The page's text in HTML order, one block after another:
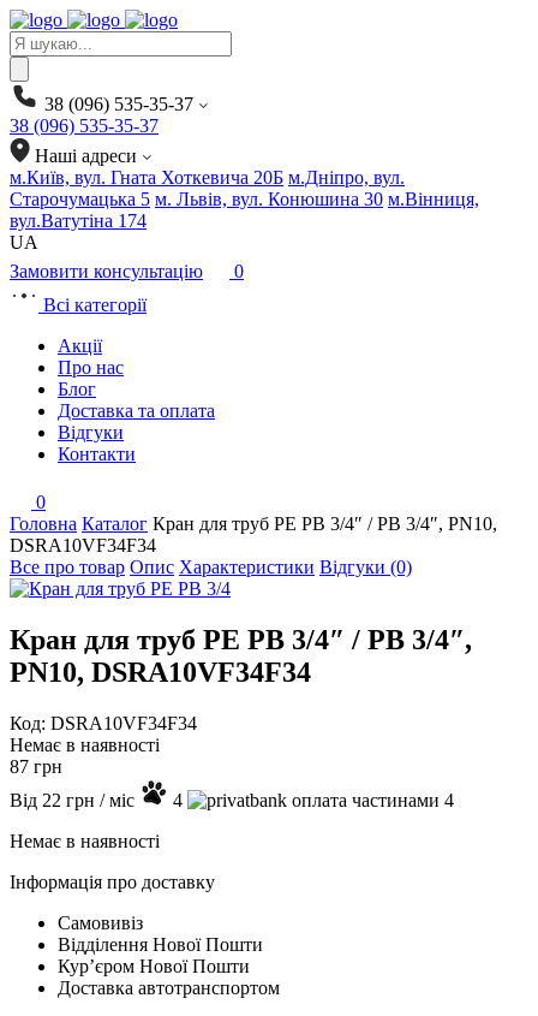
Products
search
38 (096) 535-35-37
38 (096) 535-35-37
Наші адреси
м.Київ, вул. Гната Хоткевича 20Б м.Дніпро, вул.
Старочумацька 5 м. Львів, вул. Конюшина 30 м.Вінниця,
вул.Ватутіна 174
UA
Замовити консультацію
0
Всі категорії
Акції
Про нас
Блог
Доставка та оплата
Відгуки
Контакти
0
Головна Каталог Кран для труб PE РВ 3/4″ / РВ 3/4″, PN10,
DSRA10VF34F34
Все про товар Опис Характеристики Відгуки (0)
Кран для труб PE РВ 3/4″ / РВ 3/4″,
PN10, DSRA10VF34F34
Код: DSRA10VF34F34
Немає в наявності
87 грн
Від 22 грн / міс 4
4
Немає в наявності
Інформація про доставку
Самовивіз
Відділення Нової Пошти
Курʼєром Нової Пошти
Доставка автотранспортом